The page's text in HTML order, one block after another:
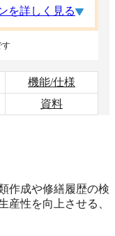
を詳しく見る
す
機能/仕様
資料
作成や修繕履歴の検
産性を向上させる、